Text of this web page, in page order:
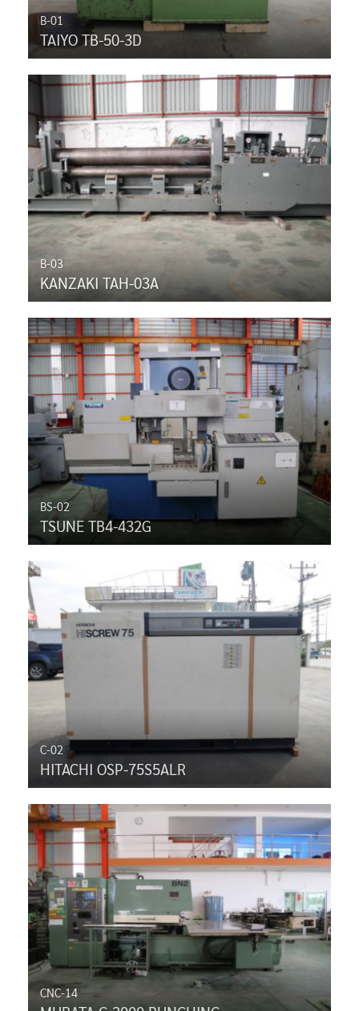
B-01
TAIYO TB-50-3D
B-03
KANZAKI TAH-03A
BS-02
TSUNE TB4-432G
C-02
HITACHI OSP-75S5ALR
CNC-14